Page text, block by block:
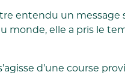
entendu un
elle a pris le
d’une course